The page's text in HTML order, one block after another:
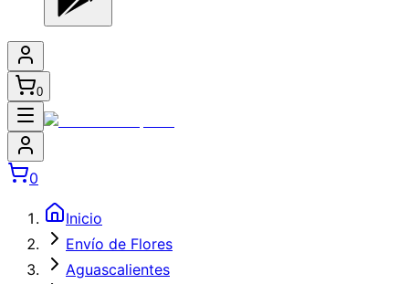
0
0
Inicio
Envío de Flores
Aguascalientes